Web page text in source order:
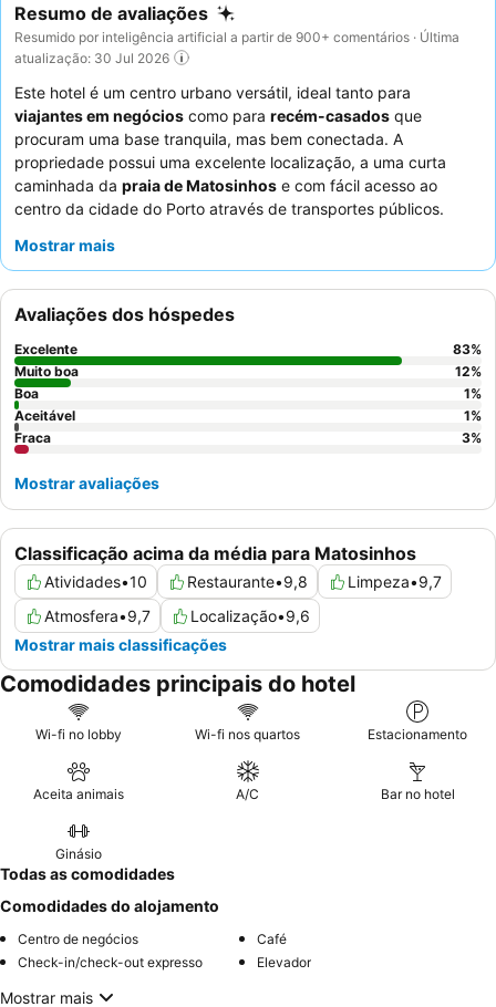
Resumo de avaliações
Resumido por inteligência artificial a partir de 900+ comentários · Última
atualização: 30 Jul 2026
Este hotel é um centro urbano versátil, ideal tanto para
viajantes em negócios como para recém-casados que
procuram uma base tranquila, mas bem conectada. A
propriedade possui uma excelente localização, a uma curta
caminhada da praia de Matosinhos e com fácil acesso ao
centro da cidade do Porto através de transportes públicos.
café, atendendo às diversas necessidades dos hóspedes. Os
simpático e profissional
almoço com opções locais e continentais. Para uma experiência
mais tranquila, considere pedir um quarto virado para o jardim.
Mostrar mais
Classificação acima da média para Matosinhos
Atividades•10 Restaurante•9,8 Limpeza•9,7
Atmosfera•9,7 Localização•9,6
Mostrar mais classificações
Avaliações dos hóspedes
Excelente 83%
Muito boa
12%
Boa
1%
Aceitável
1%
Fraca
3%
Mostrar avaliações
Comodidades principais do hotel
Wi-fi no lobby Wi-fi nos quartos Estacionamento
Aceita animais A/C Bar no hotel
Ginásio
Todas as comodidades
Comodidades do alojamento
Centro de negócios
Café
Check-in/check-out expresso
Elevador
Mostrar mais